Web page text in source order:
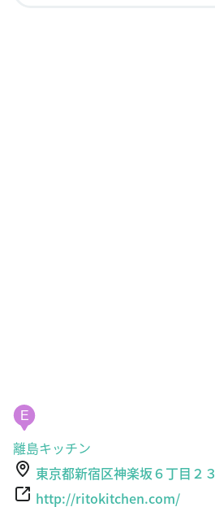
E
離島キッチン
東京都新宿区神楽坂６丁目２３
http://ritokitchen.com/